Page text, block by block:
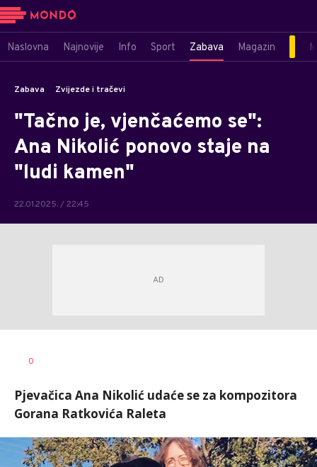
Naslovna Najnovije Info Sport Zabava Magazin
Zabava Zvijezde i tračevi
"Tačno je, vjenčaćemo se":
Ana Nikolić ponovo staje na
"ludi kamen"
22.01.2025. / 22:45
0
Pjevačica Ana Nikolić udaće se za kompozitora
Gorana Ratkovića Raleta